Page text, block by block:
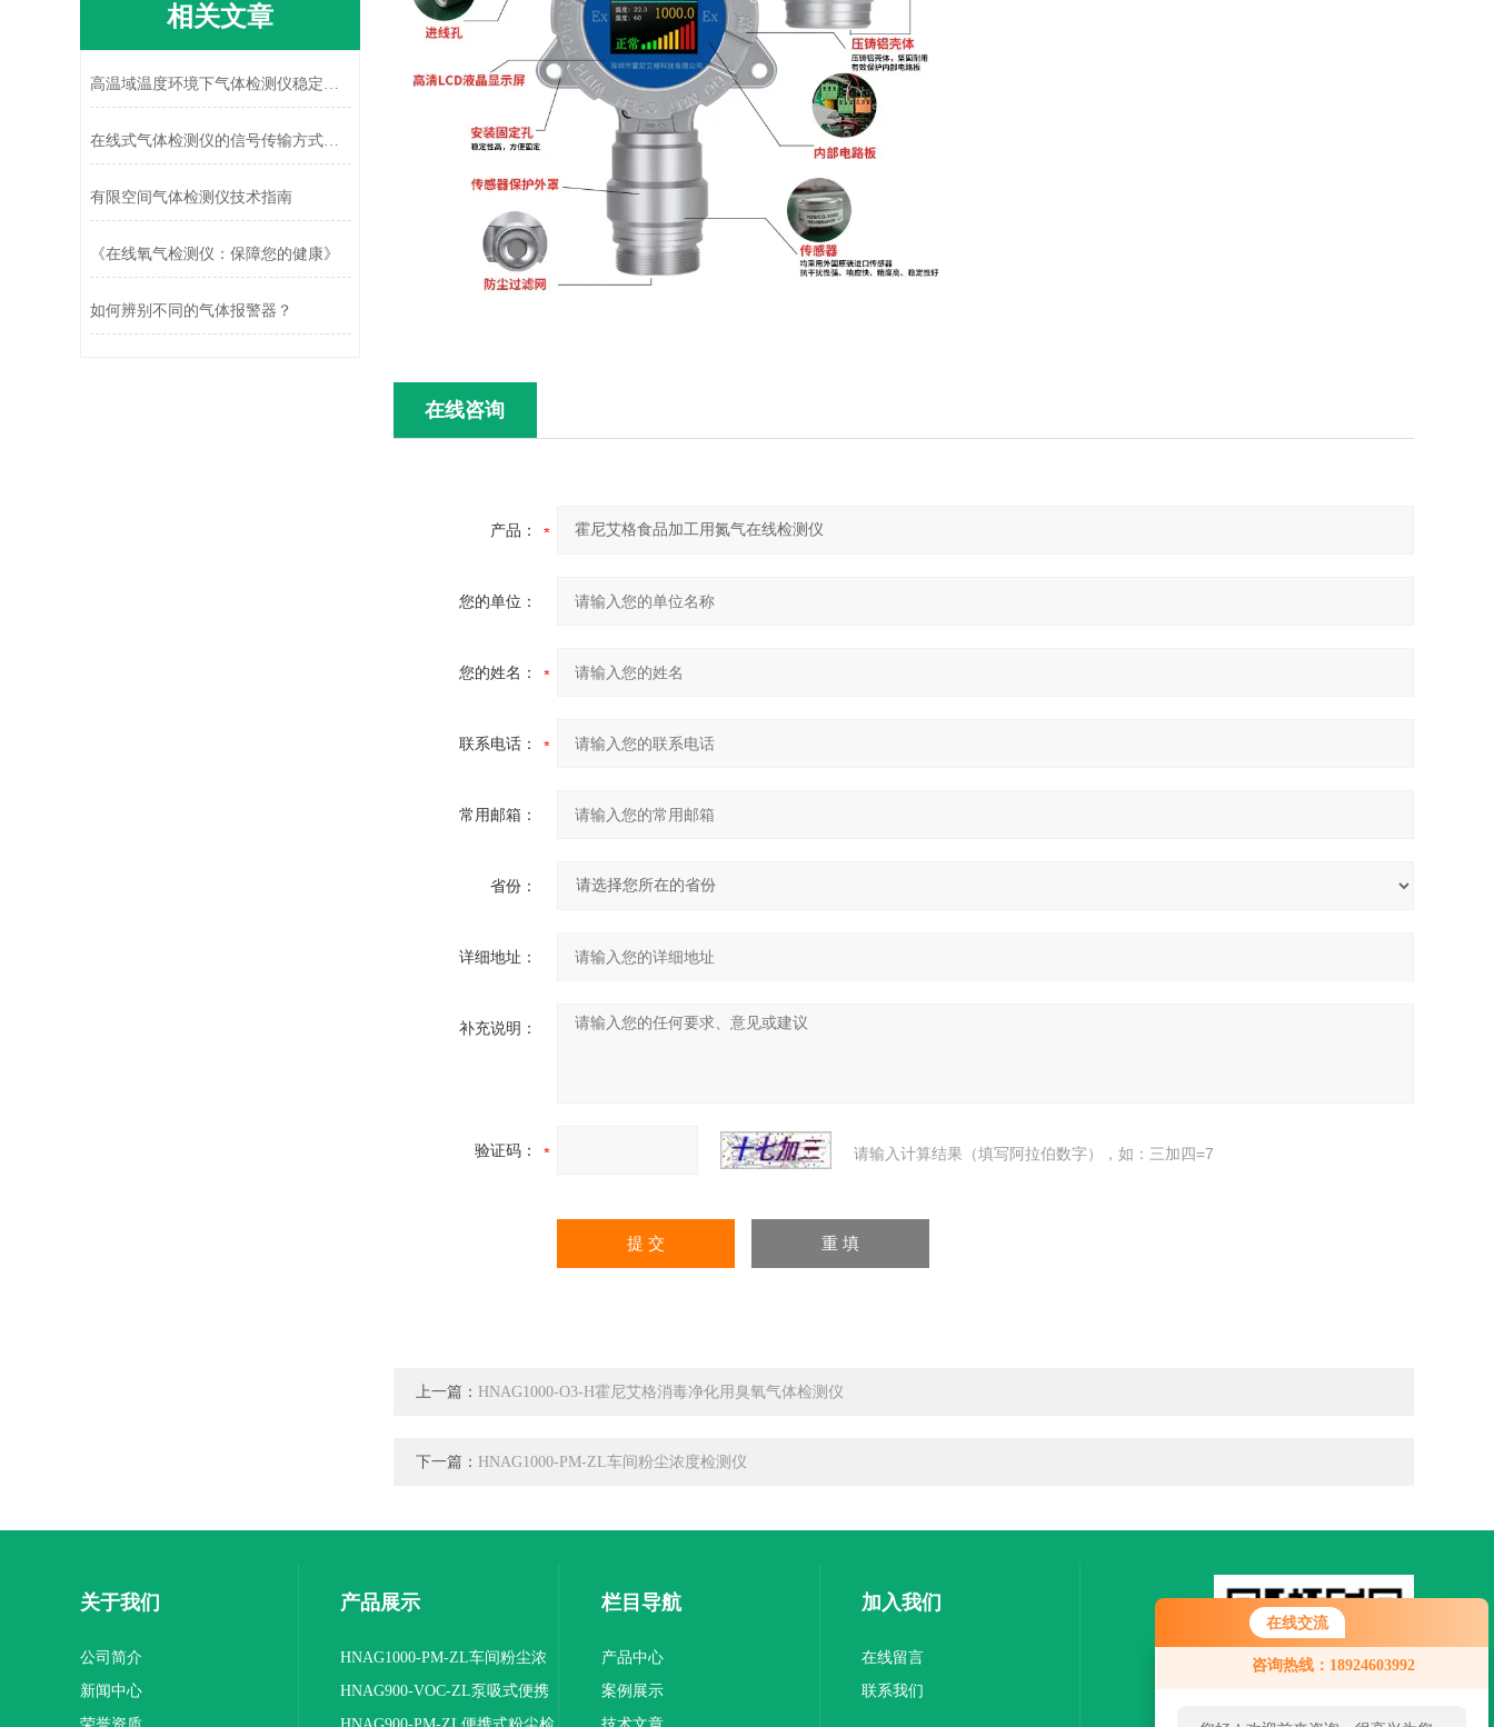
在线交流
咨询热线：18924603992
您好！欢迎前来咨询，很高兴为您
服务，请问您要咨询什么问题呢？
在线咨询
产品：
您的单位：
您的姓名：
联系电话：
常用邮箱：
省份：
详细地址：
补充说明：
验证码： 请输入计算结果（填写阿拉伯数字），如：三加四=7
上一篇： HNAG1000-O3-H霍尼艾格消毒净化用臭氧气体检测仪
下一篇： HNAG1000-PM-ZL车间粉尘浓度检测仪
相关文章
高温域温度环境下气体检测仪稳定运行的关键技术研究
在线式气体检测仪的信号传输方式有哪几种？
有限空间气体检测仪技术指南
《在线氧气检测仪：保障您的健康》
如何辨别不同的气体报警器？
关于我们
公司简介
新闻中心
产品展示
HNAG1000-PM-ZL车间粉尘浓
度检测仪
HNAG900-VOC-ZL泵吸式便携
栏目导航
产品中心
案例展示
加入我们
在线留言
联系我们